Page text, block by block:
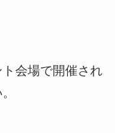
会場で開催され